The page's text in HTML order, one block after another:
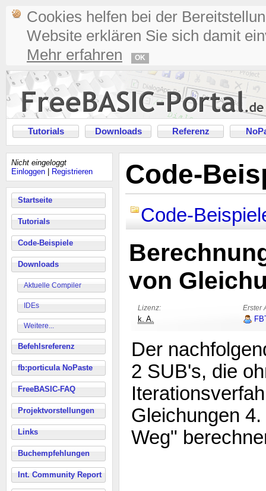
Cookies helfen bei der
Website erklären Sie sich damit
Mehr erfahren
OK
Tutorials Downloads Referenz
Nicht eingeloggt
Einloggen
Registrieren
Startseite
Tutorials
Code-Beispiele
Downloads
Aktuelle Compiler
IDEs
Weitere...
Befehlsreferenz
fb:porticula NoPaste
FreeBASIC-FAQ
Projektvorstellungen
Links
Buchempfehlungen
Int. Community Report
Code-
Code-
von
Lizenz: Erster
k. A.
Der
2 SUB's, die
Gleichungen
Weg"